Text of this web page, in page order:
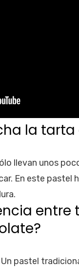
la
llevan unos
En este pastel
pastel